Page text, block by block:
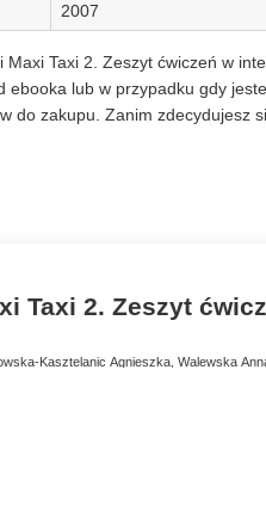
2007
Maxi Taxi 2. Zeszyt ćwiczeń w
ebooka lub w przypadku gdy
do zakupu. Zanim zdecydujesz